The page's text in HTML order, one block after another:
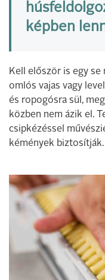
képben
Kell először is egy se
omlós vajas vagy
és ropogósra sül,
közben nem ázik el.
csipkézéssel
kémények biztosítják.